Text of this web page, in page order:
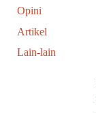
Opini
Artikel
Lain-lain